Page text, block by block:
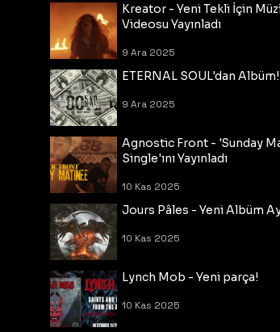
Kreator - Yeni Tekli İçin
Videosu Yayınladı
9 Ara 2025
ETERNAL SOUL'dan Albüm!
9 Ara 2025
Agnostic Front - 'Sunday
Single'ını Yayınladı
10 Kas 2025
Jours Pâles - Yeni Albüm
10 Kas 2025
Lynch Mob - Yeni parça!
10 Kas 2025